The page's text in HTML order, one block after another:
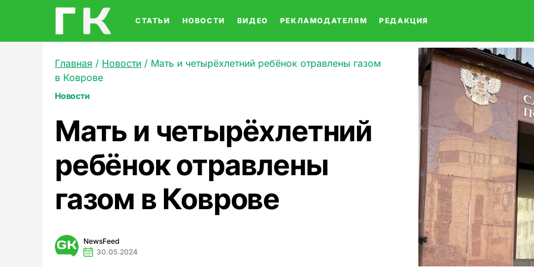
СТАТЬИ НОВОСТИ ВИДЕО РЕКЛАМОДАТЕЛЯМ РЕДАКЦИЯ
Главная / Новости / Мать и четырёхлетний ребёнок отравлены газом
в Коврове
Новости
Мать и четырёхлетний
ребёнок отравлены
газом в Коврове
NewsFeed
30.05.2024